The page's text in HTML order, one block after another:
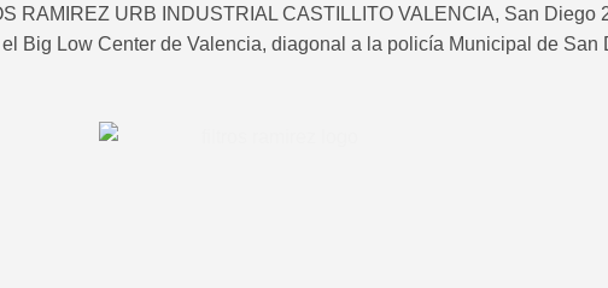
RAMIREZ URB INDUSTRIAL CASTILLITO VALENCIA, San Diego
Big Low Center de Valencia, diagonal a la policía Municipal de San